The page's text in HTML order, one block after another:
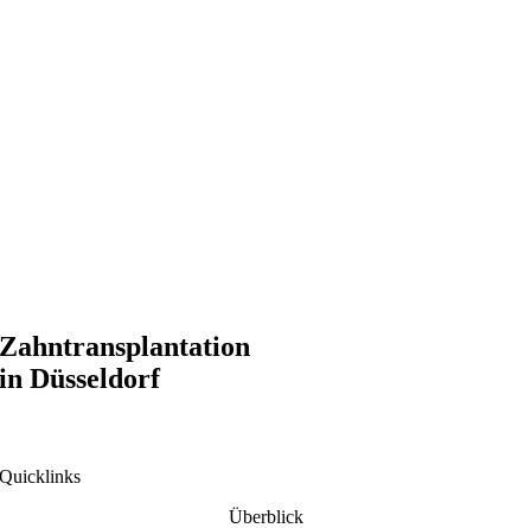
Zahntransplantation
in Düsseldorf
Quicklinks
Überblick